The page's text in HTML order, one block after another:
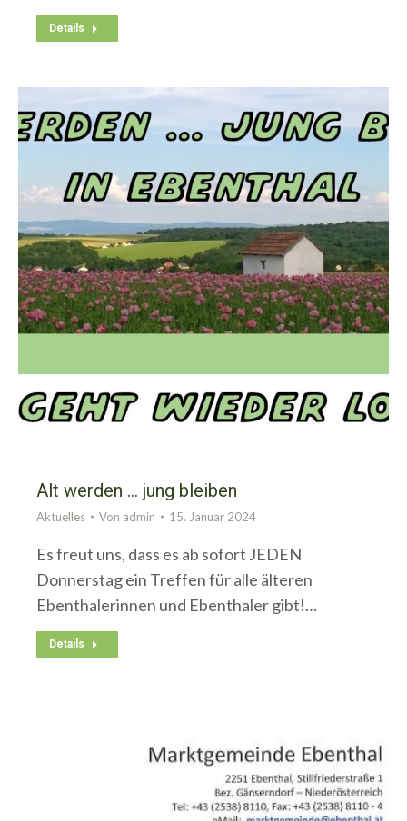
Details
Alt werden … jung bleiben
Aktuelles Von admin 15. Januar 2024
Es freut uns, dass es ab sofort JEDEN
Donnerstag ein Treffen für alle älteren
Ebenthalerinnen und Ebenthaler gibt!…
Details